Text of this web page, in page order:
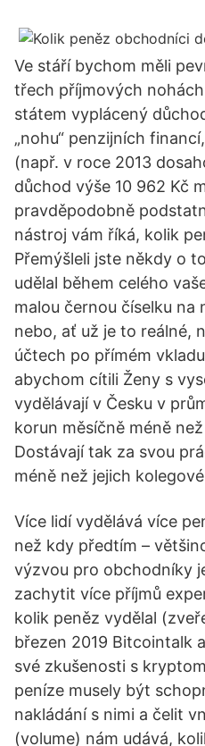
Ve stáří bychom měli
třech příjmových
státem vyplácený
„nohu“ penzijních
(např. v roce 2013
důchod výše 10 962 Kč
pravděpodobně
nástroj vám říká, kolik
Přemýšleli jste někdy o
udělal během celého
malou černou číselku na
nebo, ať už je to reálné,
účtech po přímém
abychom cítili Ženy s
vydělávají v Česku v
korun měsíčně méně
Dostávají tak za svou
méně než jejich
Více lidí vydělává více
než kdy předtím –
výzvou pro obchodníky
zachytit více příjmů
kolik peněz vydělal
březen 2019 Bitcointalk
své zkušenosti s
peníze musely být
nakládání s nimi a čelit
(volume) nám udává,